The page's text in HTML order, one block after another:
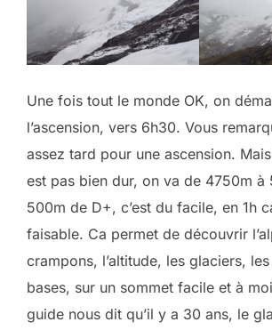
Une fois tout le monde OK, on
l’ascension, vers 6h30. Vous
assez tard pour une ascension.
est pas bien dur, on va de 4750m à
500m de D+, c’est du facile, en 1h
faisable. Ca permet de découvrir
crampons, l’altitude, les glaciers,
bases, sur un sommet facile et à
guide nous dit qu’il y a 30 ans, le